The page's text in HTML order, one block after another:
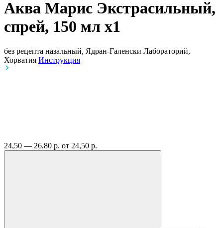
Аква Марис Экстрасильный,
спрей, 150 мл x1
без рецепта назальный, Ядран-Галенски Лабораторий,
Хорватия Инструкция
24,50 — 26,80 р. от 24,50 р.